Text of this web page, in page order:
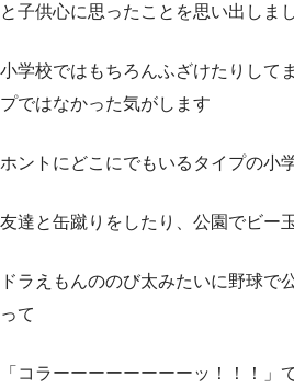
と子供心に思ったことを思い出しま
小学校ではもちろんふざけたりして
プではなかった気がします
ホントにどこにでもいるタイプの小
友達と缶蹴りをしたり、公園でビー
ドラえもんののび太みたいに野球で
って
「コラーーーーーーーーッ！！！」